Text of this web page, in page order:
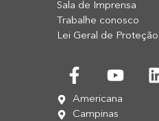
Sala de Imprensa
Trabalhe conosco
Lei Geral de
Americana
Campinas